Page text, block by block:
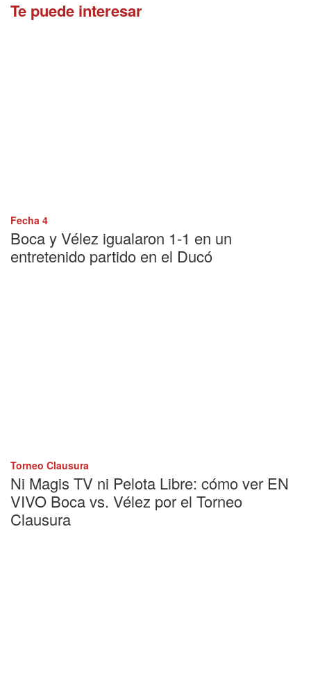
Te puede interesar
Fecha 4
Boca y Vélez igualaron 1-1 en un
entretenido partido en el Ducó
Torneo Clausura
Ni Magis TV ni Pelota Libre: cómo ver EN
VIVO Boca vs. Vélez por el Torneo
Clausura